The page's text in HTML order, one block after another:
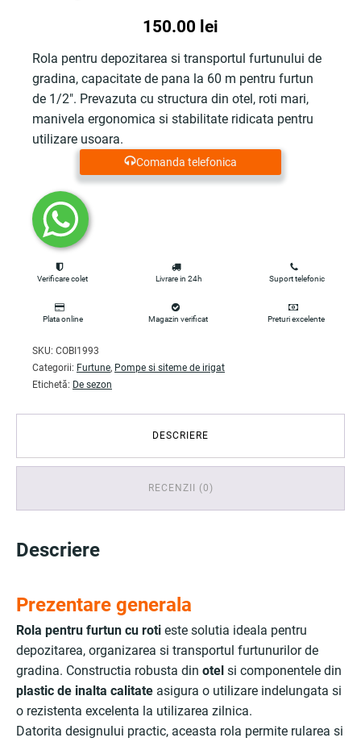
150.00 lei
Rola pentru depozitarea si transportul furtunului de
gradina, capacitate de pana la 60 m pentru furtun
de 1/2". Prevazuta cu structura din otel, roti mari,
manivela ergonomica si stabilitate ridicata pentru
utilizare usoara.
Comanda telefonica
Verificare colet Livrare in 24h Suport telefonic
Plata online Magazin verificat Preturi excelente
SKU: COBI1993
Categorii: Furtune, Pompe si siteme de irigat
Etichetă: De sezon
DESCRIERE
RECENZII (0)
Descriere
Prezentare generala
Rola pentru furtun cu roti este solutia ideala pentru
depozitarea, organizarea si transportul furtunurilor de
gradina. Constructia robusta din otel si componentele din
plastic de inalta calitate asigura o utilizare indelungata si
o rezistenta excelenta la utilizarea zilnica.
Datorita designului practic, aceasta rola permite rularea si